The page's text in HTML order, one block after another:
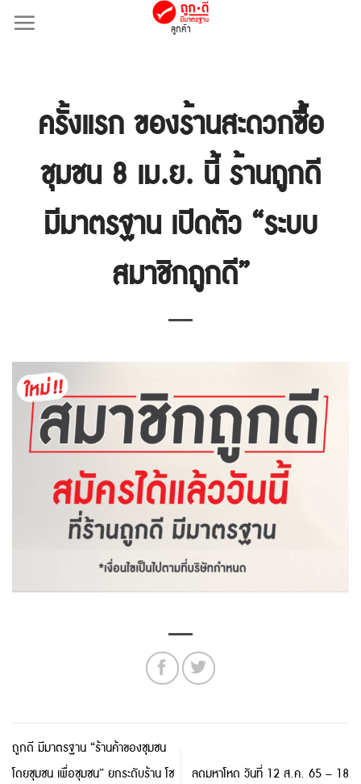
Skip
ลูกค้า
ครั้งแรก ของร้านสะดวกซื้อ
ชุมชน 8 เม.ย. นี้ ร้านถูกดี
มีมาตรฐาน เปิดตัว “ระบบ
สมาชิกถูกดี”
ถูกดี มีมาตรฐาน “ร้านค้าของชุมชน
โดยชุมชน เพื่อชุมชน” ยกระดับร้าน โช
ลดมหาโหด วันที่ 12 ส.ค. 65 – 18